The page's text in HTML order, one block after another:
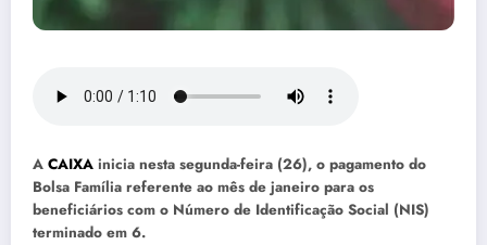
A CAIXA inicia nesta segunda-feira (26), o pagamento do
Bolsa Família referente ao mês de janeiro para os
beneficiários com o Número de Identificação Social (NIS)
terminado em 6.